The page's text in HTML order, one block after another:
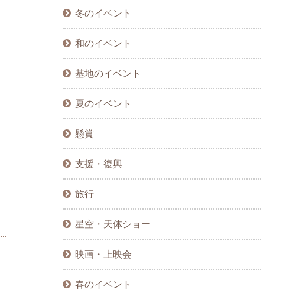
冬のイベント
和のイベント
基地のイベント
夏のイベント
懸賞
支援・復興
旅行
星空・天体ショー
映画・上映会
春のイベント